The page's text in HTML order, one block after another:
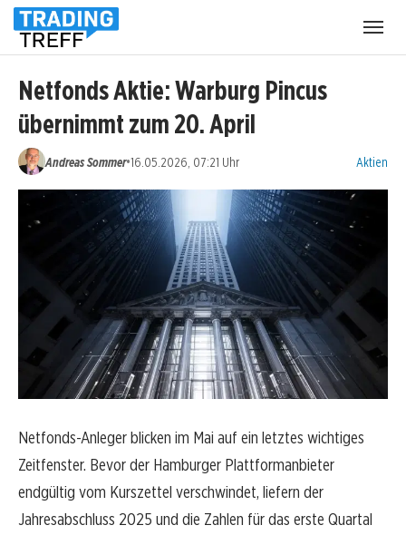
Netfonds Aktie: Warburg Pincus
übernimmt zum 20. April
Andreas Sommer•16.05.2026, 07:21 Uhr Aktien
Netfonds-Anleger blicken im Mai auf ein letztes wichtiges
Zeitfenster. Bevor der Hamburger Plattformanbieter
endgültig vom Kurszettel verschwindet, liefern der
Jahresabschluss 2025 und die Zahlen für das erste Quartal